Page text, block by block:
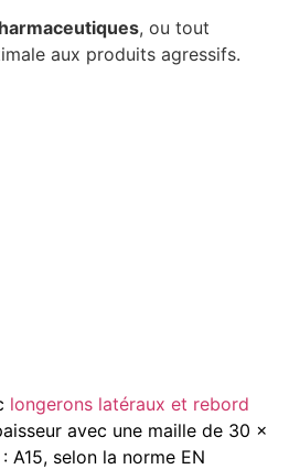
, ou tout
aux produits agressifs.
longerons latéraux et rebord
avec une maille de 30 ×
A15, selon la norme EN